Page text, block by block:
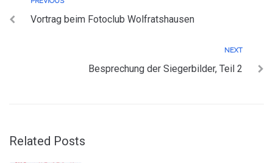
Vortrag beim Fotoclub Wolfratshausen
NEXT
Besprechung der Siegerbilder, Teil 2
Related Posts